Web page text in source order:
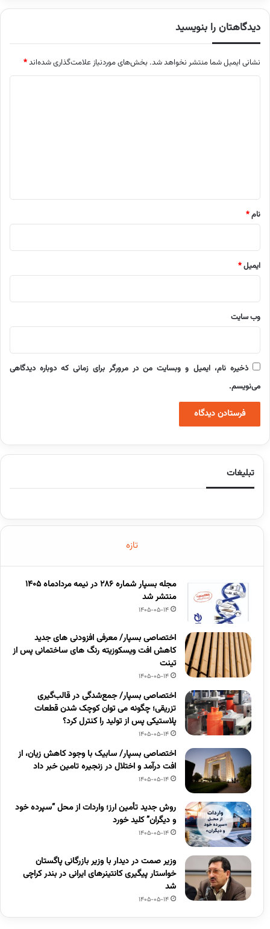
دیدگاهتان را بنویسید
نشانی ایمیل شما منتشر نخواهد شد. بخش‌های موردنیاز علامت‌گذاری شده‌اند*
نام*
ایمیل*
وب‌ سایت
ذخیره نام، ایمیل و وبسایت من در مرورگر برای زمانی که دوباره دیدگاهی
می‌نویسم.
تبلیغات
تازه
مجله بسپار شماره 286 در نیمه مردادماه 1405
منتشر شد
1405-05-14
اختصاصی بسپار/ معرفی افزودنی های جدید
کاهش افت ویسکوزیته رنگ های ساختمانی پس از
تینت
1405-05-14
اختصاصی بسپار/ جمع‌شدگی در قالب‌گیری
تزریقی؛ چگونه می توان کوچک شدن قطعات
پلاستیکی پس از تولید را کنترل کرد؟
1405-05-14
اختصاصی بسپار/ سابیک با وجود کاهش زیان، از
افت درآمد و اختلال در زنجیره تامین خبر داد
1405-05-14
روش جدید تأمین ارز؛ واردات از محل “سپرده خود
و دیگران” کلید خورد
1405-05-14
وزیر صمت در دیدار با وزیر بازرگانی پاگستان
خواستار پیگیری کانتینرهای ایرانی در بندر کراچی
شد
1405-05-14